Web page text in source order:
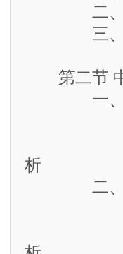
二、轧光
三、轧光
第二节 中
一、国
1. 品牌
2. 主要
析
二、国
1. 品牌
2. 主要